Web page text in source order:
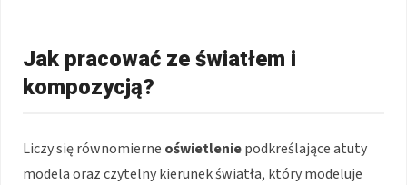
Jak pracować ze światłem i
kompozycją?
Liczy się równomierne oświetleniepodkreślające atuty
modela oraz czytelny kierunek światła, który modeluje